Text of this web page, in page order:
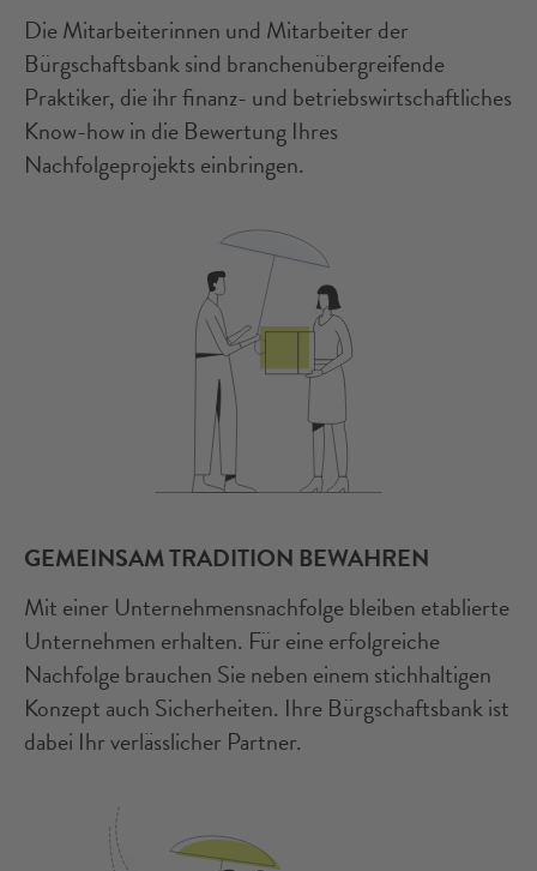
Die Mitarbeiterinnen und Mitarbeiter der
Bürgschaftsbank sind branchenübergreifende
Praktiker, die ihr finanz- und betriebswirtschaftliches
Know-how in die Bewertung Ihres
Nachfolgeprojekts einbringen.
GEMEINSAM TRADITION BEWAHREN
Mit einer Unternehmensnachfolge bleiben etablierte
Unternehmen erhalten. Für eine erfolgreiche
Nachfolge brauchen Sie neben einem stichhaltigen
Konzept auch Sicherheiten. Ihre Bürgschaftsbank ist
dabei Ihr verlässlicher Partner.